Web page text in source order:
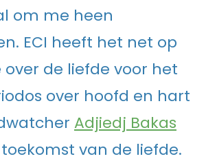
om me heen
ECI heeft het net op
over de liefde voor het
over hoofd en hart
Adjiedj Bakas
van de liefde.